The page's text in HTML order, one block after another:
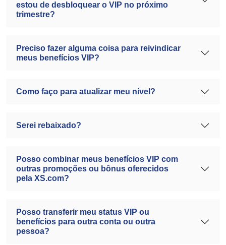
estou de desbloquear o VIP no próximo
trimestre?
Preciso fazer alguma coisa para reivindicar
meus benefícios VIP?
Como faço para atualizar meu nível?
Serei rebaixado?
Posso combinar meus benefícios VIP com
outras promoções ou bônus oferecidos
pela XS.com?
Posso transferir meu status VIP ou
benefícios para outra conta ou outra
pessoa?